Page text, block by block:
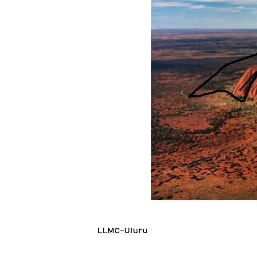
LLMC-Uluru